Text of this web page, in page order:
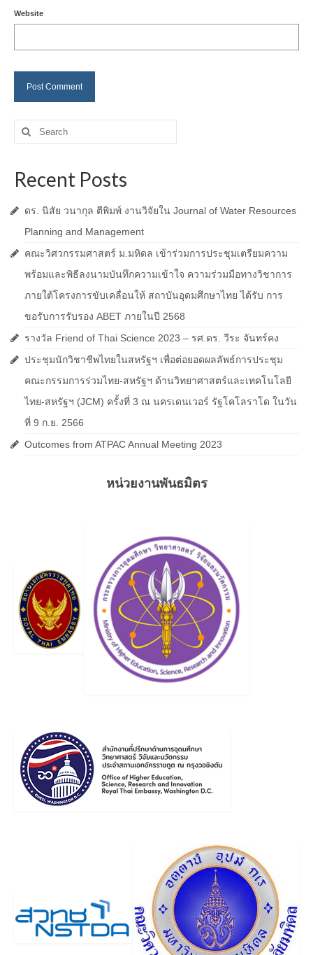
Website
Search
Recent Posts
ดร. นิสัย วนากุล ตีพิมพ์ งานวิจัยใน Journal of Water Resources
Planning and Management
คณะวิศวกรรมศาสตร์ ม.มหิดล เข้าร่วมการประชุมเตรียมความ
พร้อมและพิธีลงนามบันทึกความเข้าใจ ความร่วมมือทางวิชาการ
ภายใต้โครงการขับเคลื่อนให้ สถาบันอุดมศึกษาไทย ได้รับ การ
ขอรับการรับรอง ABET ภายในปี 2568
รางวัล Friend of Thai Science 2023 – รศ.ดร. วีระ จันทร์คง
ประชุมนักวิชาชีพไทยในสหรัฐฯ เพื่อต่อยอดผลลัพธ์การประชุม
คณะกรรมการร่วมไทย-สหรัฐฯ ด้านวิทยาศาสตร์และเทคโนโลยี
ไทย-สหรัฐฯ (JCM) ครั้งที่ 3 ณ นครเดนเวอร์ รัฐโคโลราโด ในวัน
ที่ 9 ก.ย. 2566
Outcomes from ATPAC Annual Meeting 2023
หน่วยงานพันธมิตร